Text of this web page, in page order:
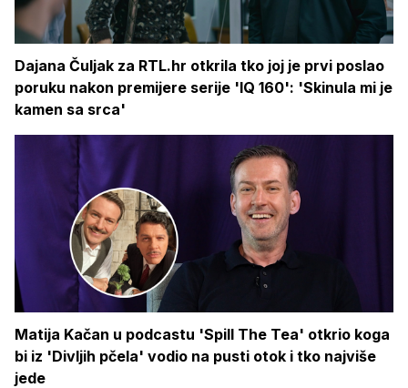
Dajana Čuljak za RTL.hr otkrila tko joj je prvi poslao
poruku nakon premijere serije 'IQ 160': 'Skinula mi je
kamen sa srca'
Matija Kačan u podcastu 'Spill The Tea' otkrio koga
bi iz 'Divljih pčela' vodio na pusti otok i tko najviše
jede